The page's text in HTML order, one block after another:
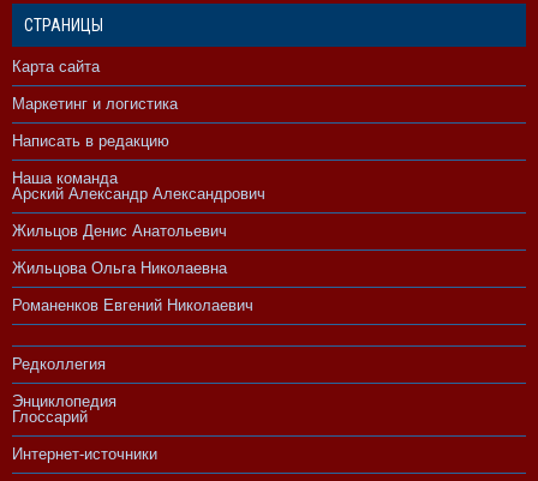
СТРАНИЦЫ
Карта сайта
Маркетинг и логистика
Написать в редакцию
Наша команда
Арский Александр Александрович
Жильцов Денис Анатольевич
Жильцова Ольга Николаевна
Романенков Евгений Николаевич
Редколлегия
Энциклопедия
Глоссарий
Интернет-источники